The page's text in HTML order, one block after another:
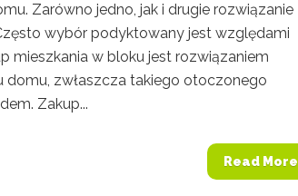
Zarówno jedno, jak i drugie rozwiązanie
wybór podyktowany jest względami
mieszkania w bloku jest rozwiązaniem
domu, zwłaszcza takiego otoczonego
Zakup...
Read More